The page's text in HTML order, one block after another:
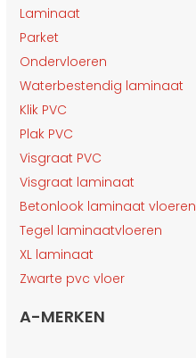
Laminaat
Parket
Ondervloeren
Waterbestendig laminaat
Klik PVC
Plak PVC
Visgraat PVC
Visgraat laminaat
Betonlook laminaat vloeren
Tegel laminaatvloeren
XL laminaat
Zwarte pvc vloer
A-MERKEN